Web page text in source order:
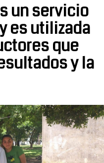
un servicio
es utilizada
que
y la